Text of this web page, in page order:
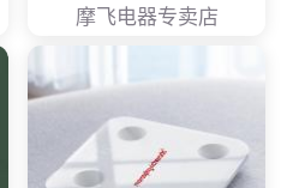
摩飞电器专卖店